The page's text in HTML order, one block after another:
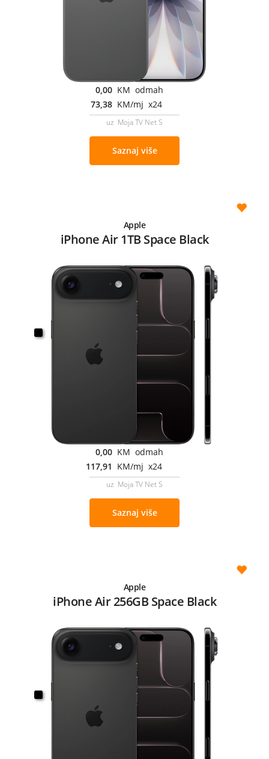
0,00 KM odmah
73,38 KM/mj x24
uz Moja TV Net S
Saznaj više
Apple
iPhone Air 1TB Space Black
0,00 KM odmah
117,91 KM/mj x24
uz Moja TV Net S
Saznaj više
Apple
iPhone Air 256GB Space Black